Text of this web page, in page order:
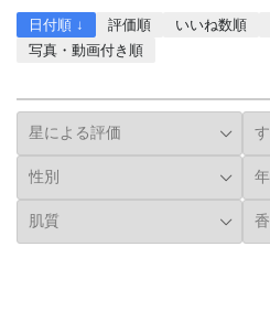
日付順 ↓ 評価順 いいね数順
写真・動画付き順